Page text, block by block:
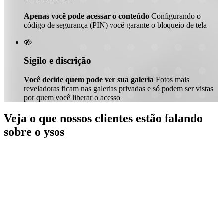
Apenas você pode acessar o conteúdo Configurando o
código de segurança (PIN) você garante o bloqueio de tela

Sigilo e discrição
Você decide quem pode ver sua galeria Fotos mais
reveladoras ficam nas galerias privadas e só podem ser vistas
por quem você liberar o acesso
Veja o que nossos clientes estão falando
sobre o ysos